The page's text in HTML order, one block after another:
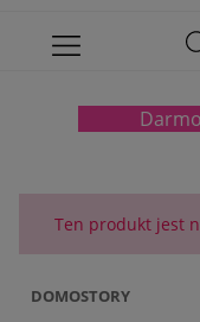
Ten produkt jest
DOMOSTORY